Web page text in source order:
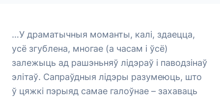
…У драматычныя моманты, калі, здаецца,
усё згублена, многае (а часам і ўсё)
залежыць ад рашэньняў лідэраў і паводзінаў
элітаў. Сапраўдныя лідэры разумеюць, што
ў цяжкі пэрыяд самае галоўнае – захаваць